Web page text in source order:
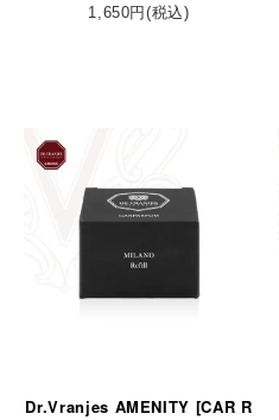
1,650円(税込)
Dr.Vranjes AMENITY [CAR R